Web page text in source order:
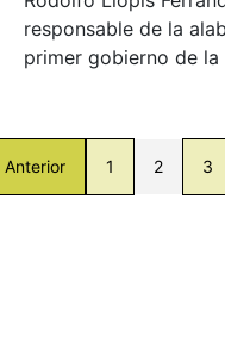
responsable de la
primer gobierno de la
Anterior 1 2 3